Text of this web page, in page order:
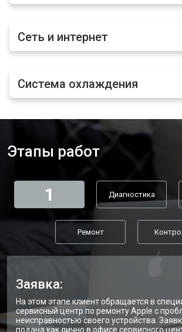
Сеть и интернет
Система охлаждения
Этапы работ
1 Диагностика
Ремонт
Заявка:
На этом этапе клиент обращается в
сервисный центр по ремонту Apple с
неисправностью своего устройства.
подана как лично в офисе сервисного